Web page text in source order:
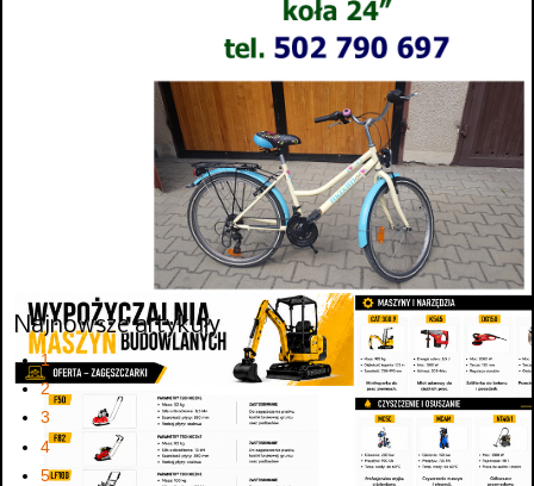
Najnowsze artykuły
1
2
3
4
5